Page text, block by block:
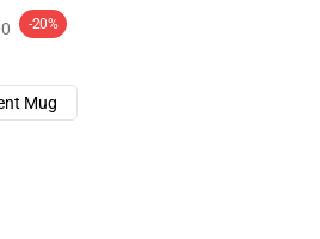
-20%
Mug